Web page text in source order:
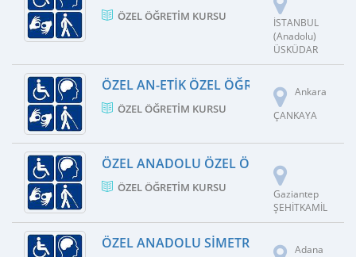
ÖZEL ÖĞRETIM KURSU
İSTANBUL
(Anadolu)
ÜSKÜDAR
ÖZEL AN-ETIK ÖZEL ÖĞRETIM KURSU
ÖZEL ÖĞRETIM KURSU
Ankara
ÇANKAYA
ÖZEL ANADOLU ÖZEL ÖĞRETIM KURSU
ÖZEL ÖĞRETIM KURSU
Gaziantep
ŞEHİTKAMİL
ÖZEL ANADOLU SIMETRI ÖZEL ÖĞRETIM
Adana